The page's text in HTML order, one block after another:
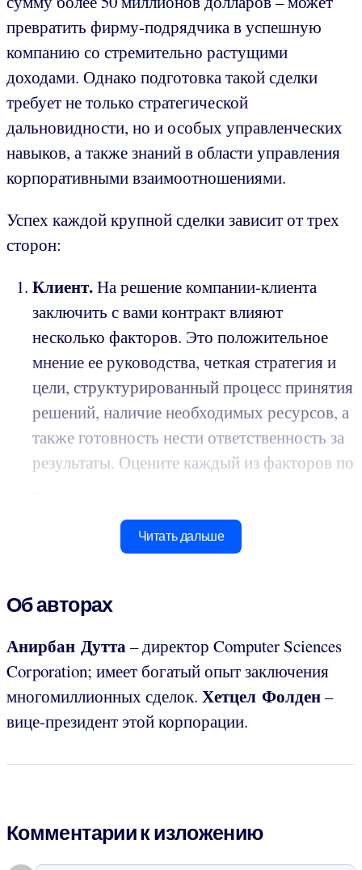
превратить фирму-подрядчика в успешную
компанию со стремительно растущими
доходами. Однако подготовка такой сделки
требует не только стратегической
дальновидности, но и особых управленческих
навыков, а также знаний в области управления
корпоративными взаимоотношениями.
Успех каждой крупной сделки зависит от трех
сторон:
Клиент.На решение компании-клиента
заключить с вами контракт влияют
несколько факторов. Это положительное
мнение ее руководства, четкая стратегия и
цели, структурированный процесс принятия
решений, наличие необходимых ресурсов, а
также готовность нести ответственность за
результаты. Оцените каждый из факторов по
Читать дальше
Об авторах
Анирбан Дутта– директор Computer Sciences
Corporation; имеет богатый опыт заключения
многомиллионных сделок. Хетцел Фолден–
вице-президент этой корпорации.
Комментарии к изложению